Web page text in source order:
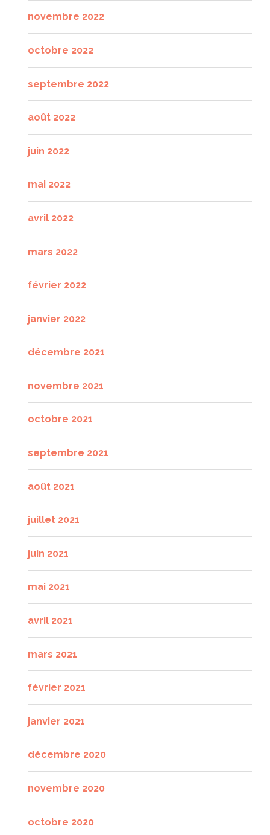
novembre 2022
octobre 2022
septembre 2022
août 2022
juin 2022
mai 2022
avril 2022
mars 2022
février 2022
janvier 2022
décembre 2021
novembre 2021
octobre 2021
septembre 2021
août 2021
juillet 2021
juin 2021
mai 2021
avril 2021
mars 2021
février 2021
janvier 2021
décembre 2020
novembre 2020
octobre 2020